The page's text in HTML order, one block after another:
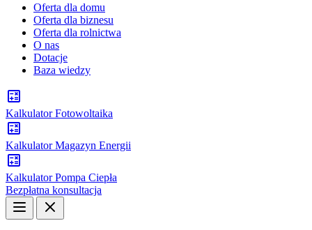
Oferta dla domu
Oferta dla biznesu
Oferta dla rolnictwa
O nas
Dotacje
Baza wiedzy
Kalkulator Fotowoltaika
Kalkulator Magazyn Energii
Kalkulator Pompa Ciepła
Bezpłatna konsultacja